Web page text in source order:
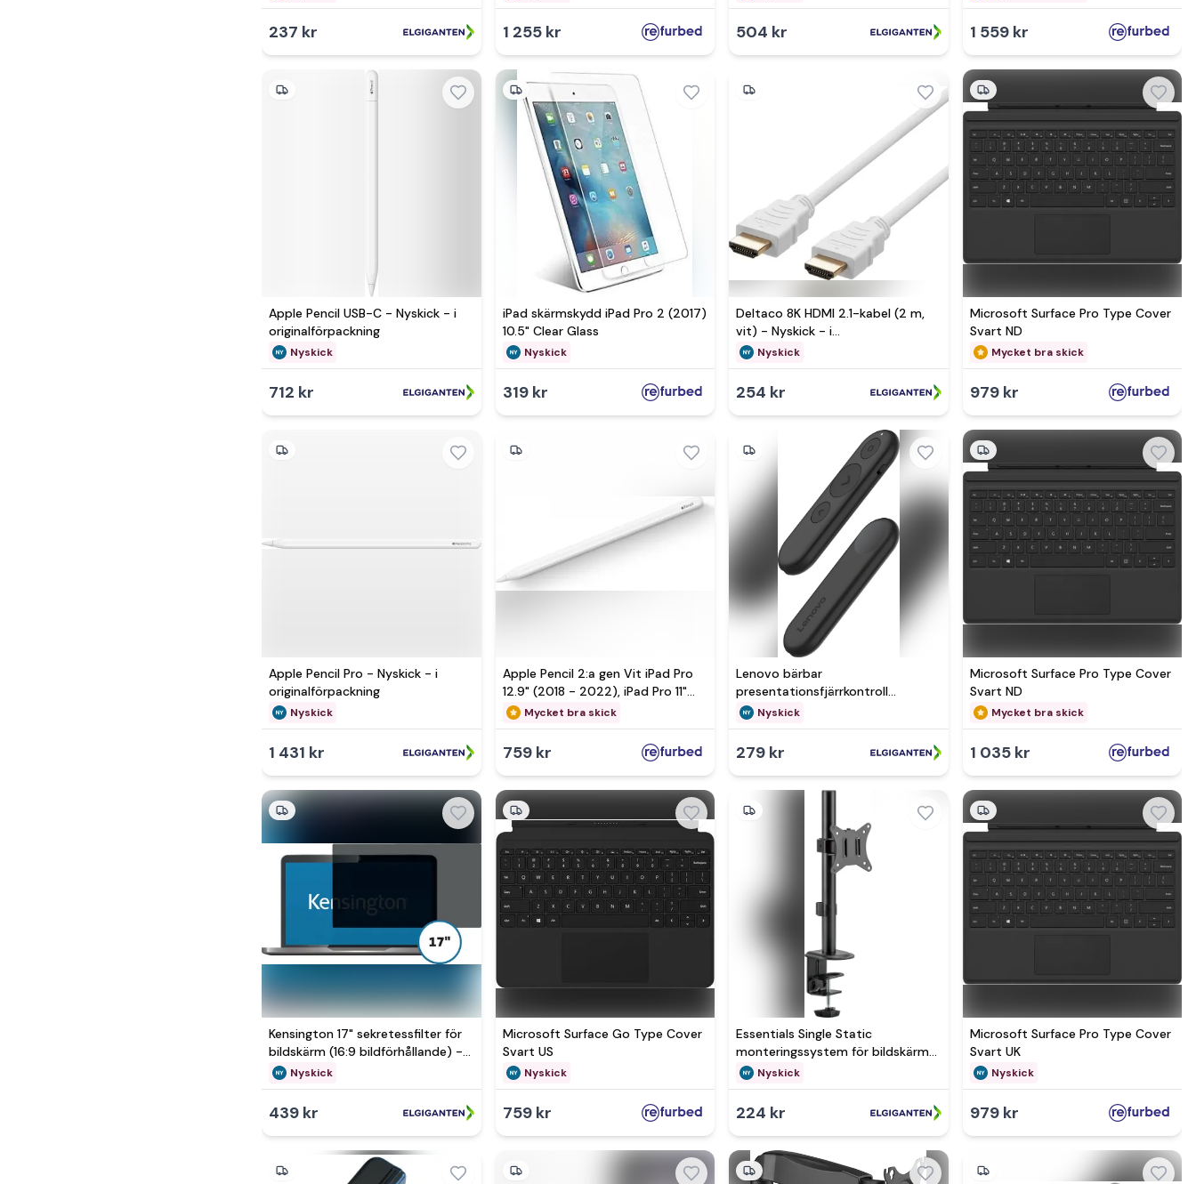
237 kr 1 255 kr 504 kr 1 559 kr
Apple Pencil USB-C - Nyskick - i
originalförpackning
Nyskick
712 kr
iPad skärmskydd iPad Pro 2 (2017)
10.5" Clear Glass
Nyskick
319 kr
Deltaco 8K HDMI 2.1-kabel (2 m,
vit) - Nyskick - i
originalförpackning
Nyskick
254 kr
Microsoft Surface Pro Type Cover
Svart ND
Mycket bra skick
979 kr
Apple Pencil Pro - Nyskick - i
originalförpackning
Nyskick
1 431 kr
Apple Pencil 2:a gen Vit iPad Pro
12.9" (2018 - 2022), iPad Pro 11"
(2018 - 2022), iPad Air (2020 -
2022), iPad mini (2021)
Mycket bra skick
759 kr
Lenovo bärbar
presentationsfjärrkontroll
(GXH1Q30399) - Nyskick - i
originalförpackning
Nyskick
279 kr
Microsoft Surface Pro Type Cover
Svart ND
Mycket bra skick
1 035 kr
Kensington 17" sekretessfilter för
bildskärm (16:9 bildförhållande) -
Nyskick - i originalförpackning
Nyskick
439 kr
Microsoft Surface Go Type Cover
Svart US
Nyskick
759 kr
Essentials Single Static
monteringssystem för bildskärm
(svart) - Nyskick - i
originalförpackning
Nyskick
224 kr
Microsoft Surface Pro Type Cover
Svart UK
Nyskick
979 kr